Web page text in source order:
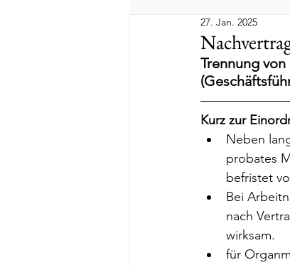
27. Jan. 2025
Trennung
Kurz zur
Neben
probates
befristet
Bei
nach
wirksam.
für